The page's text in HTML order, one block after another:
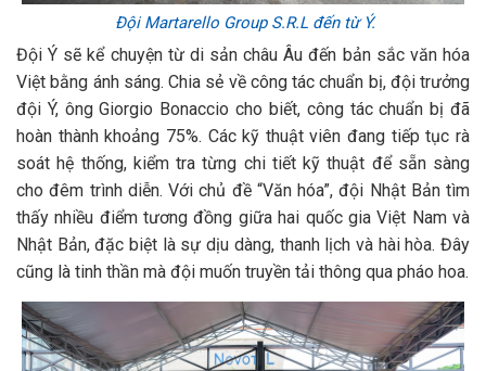
Đội Martarello Group S.R.L đến từ Ý.
Đội Ý sẽ kể chuyện từ di sản châu Âu đến bản sắc văn hóa
Việt bằng ánh sáng. Chia sẻ về công tác chuẩn bị, đội trưởng
đội Ý, ông Giorgio Bonaccio cho biết, công tác chuẩn bị đã
hoàn thành khoảng 75%. Các kỹ thuật viên đang tiếp tục rà
soát hệ thống, kiểm tra từng chi tiết kỹ thuật để sẵn sàng
cho đêm trình diễn. Với chủ đề “Văn hóa”, đội Nhật Bản tìm
thấy nhiều điểm tương đồng giữa hai quốc gia Việt Nam và
Nhật Bản, đặc biệt là sự dịu dàng, thanh lịch và hài hòa. Đây
cũng là tinh thần mà đội muốn truyền tải thông qua pháo hoa.